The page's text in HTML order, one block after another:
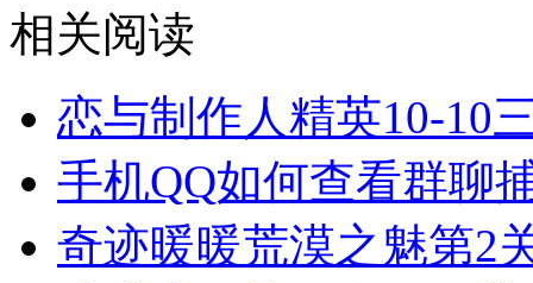
相关阅读
恋与制作人精英10-10
手机QQ如何查看群聊
奇迹暖暖荒漠之魅第2